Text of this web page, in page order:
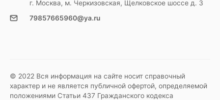
г. Москва, м. Черкизовская, Щелковское шоссе д. 3
79857665960@ya.ru
© 2022 Вся информация на сайте носит справочный
характер и не является публичной офертой, определяемой
положениями Статьи 437 Гражданского кодекса